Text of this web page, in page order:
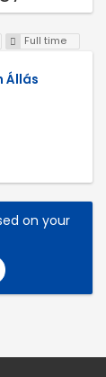
Full time
Állás
on your